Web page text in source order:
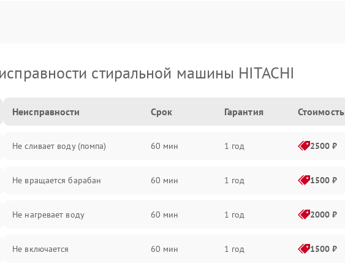
стиральной машины HITACHI
Неисправности Срок Гарантия Стоимость
Не сливает воду (помпа) 60 мин 1 год 2500 ₽
Не вращается барабан 60 мин 1 год 1500 ₽
Не нагревает воду 60 мин 1 год 2000 ₽
Не включается 60 мин 1 год 1500 ₽